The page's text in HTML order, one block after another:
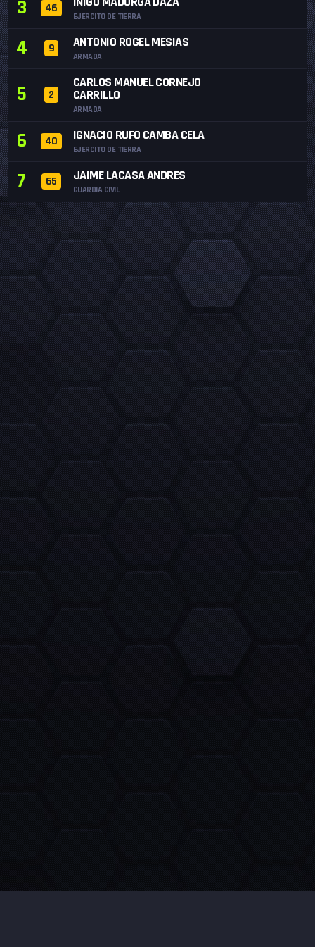
3 46
EJERCITO DE TIERRA
4 9 ANTONIO ROGEL MESIAS
ARMADA
5 2
CARLOS MANUEL CORNEJO
CARRILLO
ARMADA
6 40 IGNACIO RUFO CAMBA CELA
EJERCITO DE TIERRA
7 65 JAIME LACASA ANDRES
GUARDIA CIVIL